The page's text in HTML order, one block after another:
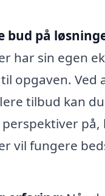
bud på
har sin egen
opgaven. Ved
tilbud kan
på,
vil fungere